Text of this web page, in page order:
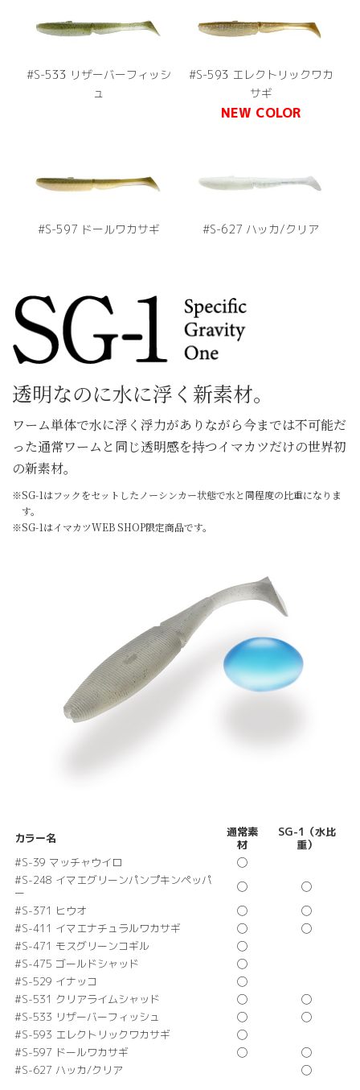
#S-533 リザーバーフィッシ
ュ
#S-593 エレクトリックワカ
サギ
NEW COLOR
#S-597 ドールワカサギ #S-627 ハッカ/クリア
透明なのに水に浮く新素材。
ワーム単体で水に浮く浮力がありながら今までは不可能だ
った通常ワームと同じ透明感を持つイマカツだけの世界初
の新素材。
※SG-1はフックをセットしたノーシンカー状態で水と同程度の比重になりま
す。
※SG-1はイマカツWEB SHOP限定商品です。
カラー名
通常素
材
SG-1（水比
重）
#S-39 マッチャウイロ
◯
#S-248 イマエグリーンパンプキンペッパ
ー
◯
◯
#S-371 ヒウオ
◯
◯
#S-411 イマエナチュラルワカサギ
◯
◯
#S-471 モスグリーンコギル
◯
#S-475 ゴールドシャッド
◯
#S-529 イナッコ
◯
#S-531 クリアライムシャッド
◯
◯
#S-533 リザーバーフィッシュ
◯
◯
#S-593 エレクトリックワカサギ
◯
#S-597 ドールワカサギ
◯
◯
#S-627 ハッカ/クリア
◯